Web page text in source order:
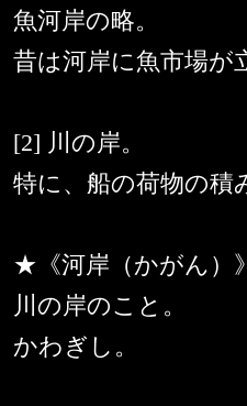
魚河岸の略。
昔は河岸に魚市場が
[2] 川の岸。
特に、船の荷物の積
★《河岸（かがん）》
川の岸のこと。
かわぎし。